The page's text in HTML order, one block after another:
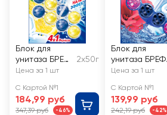
Блок для
унитаза БРЕФ
Сила-Актив
свежесть,
2x50г
2х50г
Цена за 1 шт
С Картой №1
184,99 руб
347,39 руб -46%
Блок для
унитаза БРЕФ
Color Aktiv
Свежесть
Цена за 1 шт
С Картой №1
139,99 руб
242,19 руб -42%